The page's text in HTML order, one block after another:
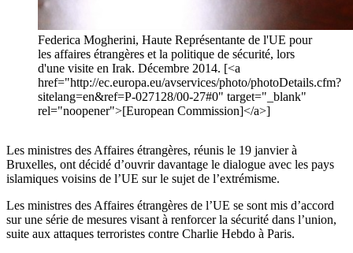
Federica Mogherini, Haute Représentante de l'UE pour
les affaires étrangères et la politique de sécurité, lors
d'une visite en Irak. Décembre 2014. [<a
href="http://ec.europa.eu/avservices/photo/photoDetails.cfm?
sitelang=en&ref=P-027128/00-27#0" target="_blank"
rel="noopener">[European Commission]</a>]
Les ministres des Affaires étrangères, réunis le 19 janvier à
Bruxelles, ont décidé d’ouvrir davantage le dialogue avec les pays
islamiques voisins de l’UE sur le sujet de l’extrémisme.
Les ministres des Affaires étrangères de l’UE se sont mis d’accord
sur une série de mesures visant à renforcer la sécurité dans l’union,
suite aux attaques terroristes contre Charlie Hebdo à Paris.